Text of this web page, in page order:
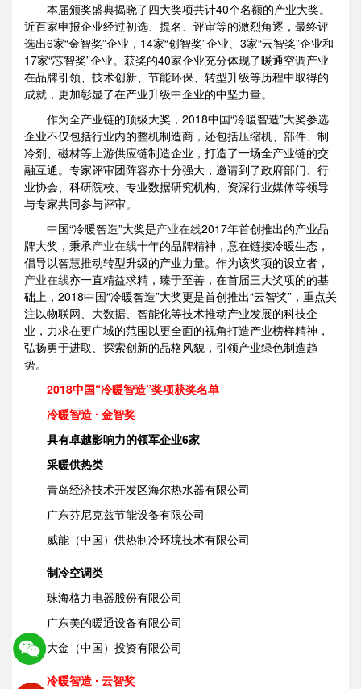
本届颁奖盛典揭晓了四大奖项共计40个名额的产业大奖。
近百家申报企业经过初选、提名、评审等的激烈角逐，最终评
选出6家“金智奖”企业，14家“创智奖”企业、3家“云智奖”企业和
17家“芯智奖”企业。获奖的40家企业充分体现了暖通空调产业
在品牌引领、技术创新、节能环保、转型升级等历程中取得的
成就，更加彰显了在产业升级中企业的中坚力量。
作为全产业链的顶级大奖，2018中国“冷暖智造”大奖参选
企业不仅包括行业内的整机制造商，还包括压缩机、部件、制
冷剂、磁材等上游供应链制造企业，打造了一场全产业链的交
融互通。专家评审团阵容亦十分强大，邀请到了政府部门、行
业协会、科研院校、专业数据研究机构、资深行业媒体等领导
与专家共同参与评审。
中国“冷暖智造”大奖是产业在线2017年首创推出的产业品
牌大奖，秉承产业在线十年的品牌精神，意在链接冷暖生态，
倡导以智慧推动转型升级的产业力量。作为该奖项的设立者，
产业在线亦一直精益求精，臻于至善，在首届三大奖项的的基
础上，2018中国“冷暖智造”大奖更是首创推出“云智奖”，重点关
注以物联网、大数据、智能化等技术推动产业发展的科技企
业，力求在更广域的范围以更全面的视角打造产业榜样精神，
弘扬勇于进取、探索创新的品格风貌，引领产业绿色制造趋
势。
2018中国“冷暖智造”奖项获奖名单
冷暖智造 ∙ 金智奖
具有卓越影响力的领军企业6家
采暖供热类
青岛经济技术开发区海尔热水器有限公司
广东芬尼克兹节能设备有限公司
威能（中国）供热制冷环境技术有限公司
制冷空调类
珠海格力电器股份有限公司
广东美的暖通设备有限公司
大金（中国）投资有限公司
冷暖智造 ∙ 云智奖